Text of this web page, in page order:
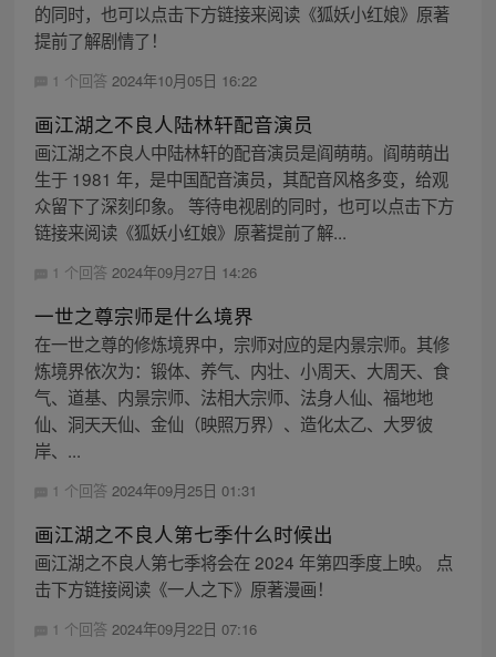
的同时，也可以点击下方链接来阅读《狐妖小红娘》原著
提前了解剧情了！
1 个回答 2024年10月05日 16:22
画江湖之不良人陆林轩配音演员
画江湖之不良人中陆林轩的配音演员是阎萌萌。阎萌萌出
生于 1981 年，是中国配音演员，其配音风格多变，给观
众留下了深刻印象。 等待电视剧的同时，也可以点击下方
链接来阅读《狐妖小红娘》原著提前了解...
1 个回答 2024年09月27日 14:26
一世之尊宗师是什么境界
在一世之尊的修炼境界中，宗师对应的是内景宗师。其修
炼境界依次为：锻体、养气、内壮、小周天、大周天、食
气、道基、内景宗师、法相大宗师、法身人仙、福地地
仙、洞天天仙、金仙（映照万界）、造化太乙、大罗彼
岸、...
1 个回答 2024年09月25日 01:31
画江湖之不良人第七季什么时候出
画江湖之不良人第七季将会在 2024 年第四季度上映。 点
击下方链接阅读《一人之下》原著漫画！
1 个回答 2024年09月22日 07:16